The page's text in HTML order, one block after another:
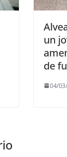
un
de
04/